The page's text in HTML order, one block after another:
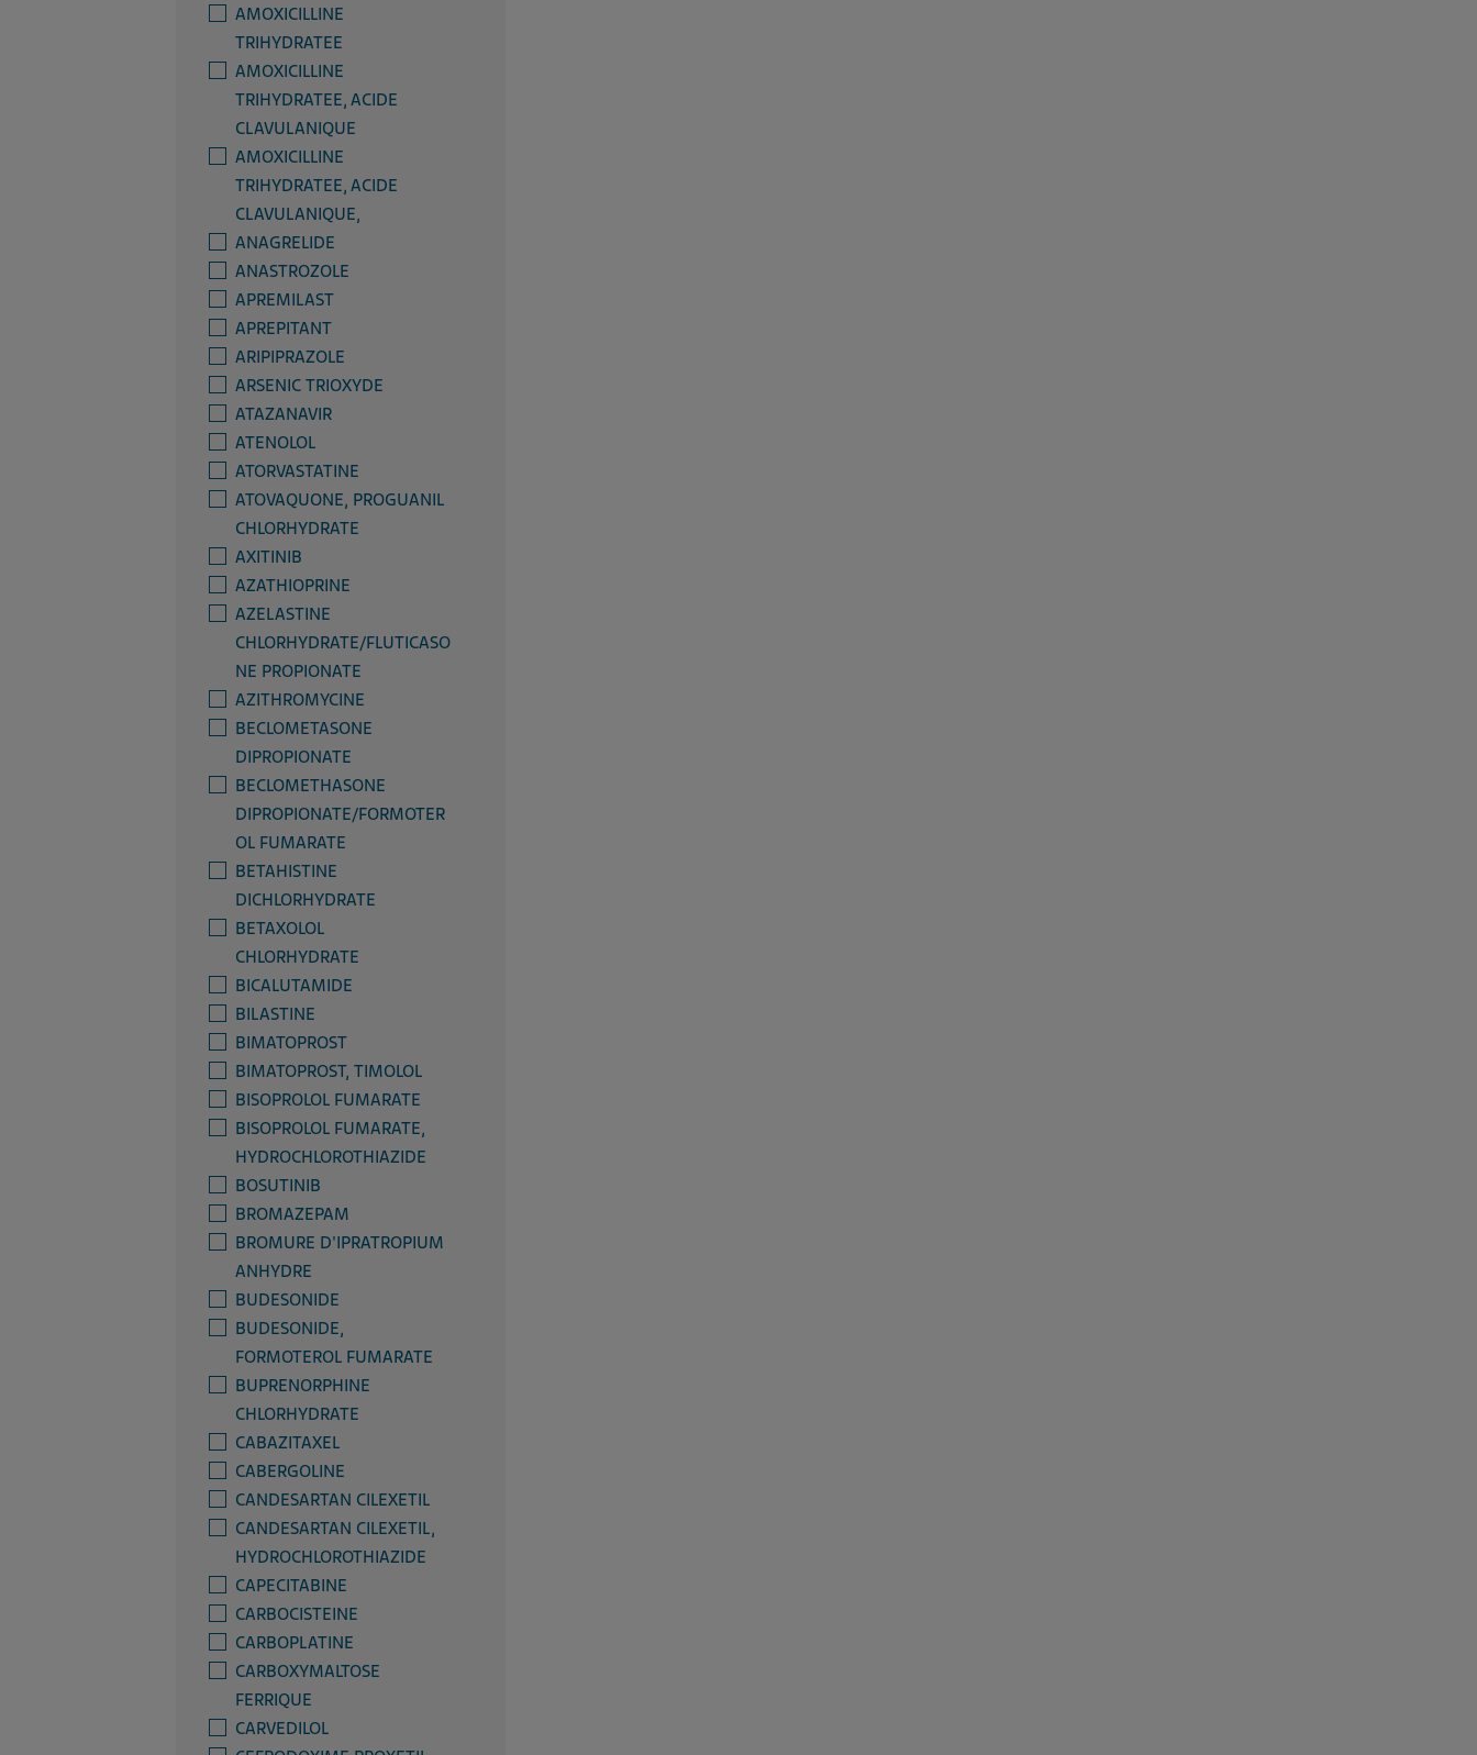
AMOXICILLINE
TRIHYDRATEE
AMOXICILLINE
TRIHYDRATEE, ACIDE
CLAVULANIQUE
AMOXICILLINE
TRIHYDRATEE, ACIDE
CLAVULANIQUE,
ANAGRELIDE
ANASTROZOLE
APREMILAST
APREPITANT
ARIPIPRAZOLE
ARSENIC TRIOXYDE
ATAZANAVIR
ATENOLOL
ATORVASTATINE
ATOVAQUONE, PROGUANIL
CHLORHYDRATE
AXITINIB
AZATHIOPRINE
AZELASTINE
CHLORHYDRATE/FLUTICASO
NE PROPIONATE
AZITHROMYCINE
BECLOMETASONE
DIPROPIONATE
BECLOMETHASONE
DIPROPIONATE/FORMOTER
OL FUMARATE
BETAHISTINE
DICHLORHYDRATE
BETAXOLOL
CHLORHYDRATE
BICALUTAMIDE
BILASTINE
BIMATOPROST
BIMATOPROST, TIMOLOL
BISOPROLOL FUMARATE
BISOPROLOL FUMARATE,
HYDROCHLOROTHIAZIDE
BOSUTINIB
BROMAZEPAM
BROMURE D'IPRATROPIUM
ANHYDRE
BUDESONIDE
BUDESONIDE,
FORMOTEROL FUMARATE
BUPRENORPHINE
CHLORHYDRATE
CABAZITAXEL
CABERGOLINE
CANDESARTAN CILEXETIL
CANDESARTAN CILEXETIL,
HYDROCHLOROTHIAZIDE
CAPECITABINE
CARBOCISTEINE
CARBOPLATINE
CARBOXYMALTOSE
FERRIQUE
CARVEDILOL